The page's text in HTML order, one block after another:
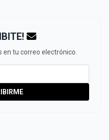
en tu correo electrónico.